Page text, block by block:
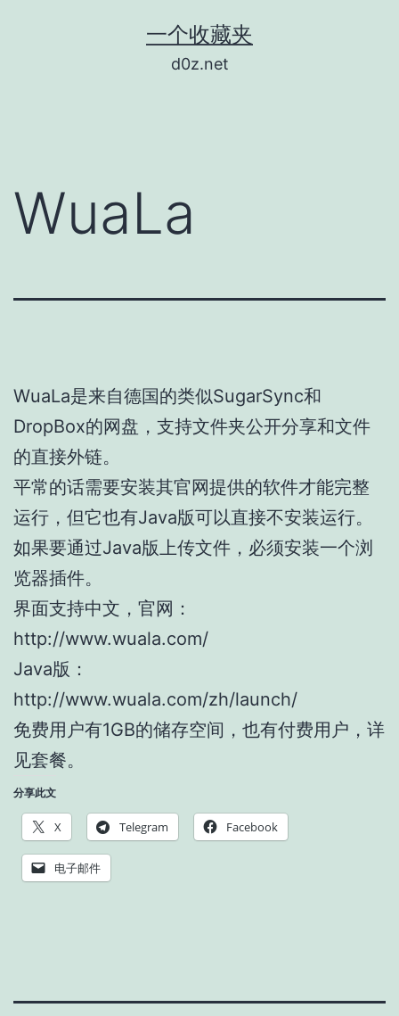
一个收藏夹
d0z.net
WuaLa
WuaLa是来自德国的类似SugarSync和
DropBox的网盘，支持文件夹公开分享和文件
的直接外链。
平常的话需要安装其官网提供的软件才能完整
运行，但它也有Java版可以直接不安装运行。
如果要通过Java版上传文件，必须安装一个浏
览器插件。
界面支持中文，官网：
http://www.wuala.com/
Java版：
http://www.wuala.com/zh/launch/
免费用户有1GB的储存空间，也有付费用户，详
见套餐。
分享此文
X Telegram Facebook
电子邮件